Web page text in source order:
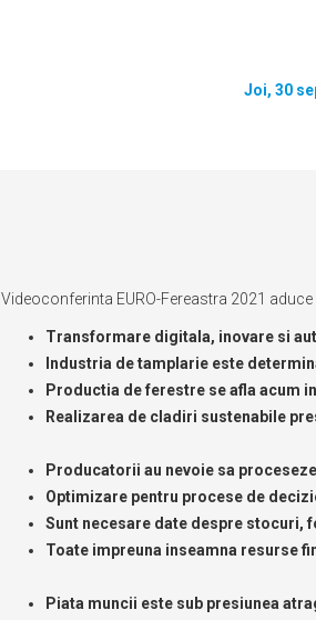
Joi, 30
Videoconferinta EURO-Fereastra 2021
Transformare digitala, inovare si
Industria de tamplarie este
Productia de ferestre se afla acum
Realizarea de cladiri sustenabile
Producatorii au nevoie sa
Optimizare pentru procese de
Sunt necesare date despre stocuri,
Toate impreuna inseamna resurse
Piata muncii este sub presiunea